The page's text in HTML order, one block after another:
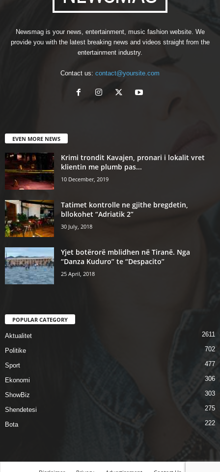
Newsmag is your news, entertainment, music fashion website. We
provide you with the latest breaking news and videos straight from the
entertainment industry.
Contact us: contact@yoursite.com
EVEN MORE NEWS
Krimi trondit Kavajen, pronari i lokalit vret
klientin me plumb pas...
10 December, 2019
Tatimet kontrolle ne gjithe bregdetin,
bllokohet “Adriatik 2”
30 July, 2018
Yjet botërorë mblidhen në Tiranë. Nga
“Danza Kuduro” te “Despacito”
25 April, 2018
POPULAR CATEGORY
Aktualitet 2611
Politike 702
Sport 477
Ekonomi 306
ShowBiz 303
Shendetesi 275
Bota 222